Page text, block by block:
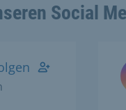
Social